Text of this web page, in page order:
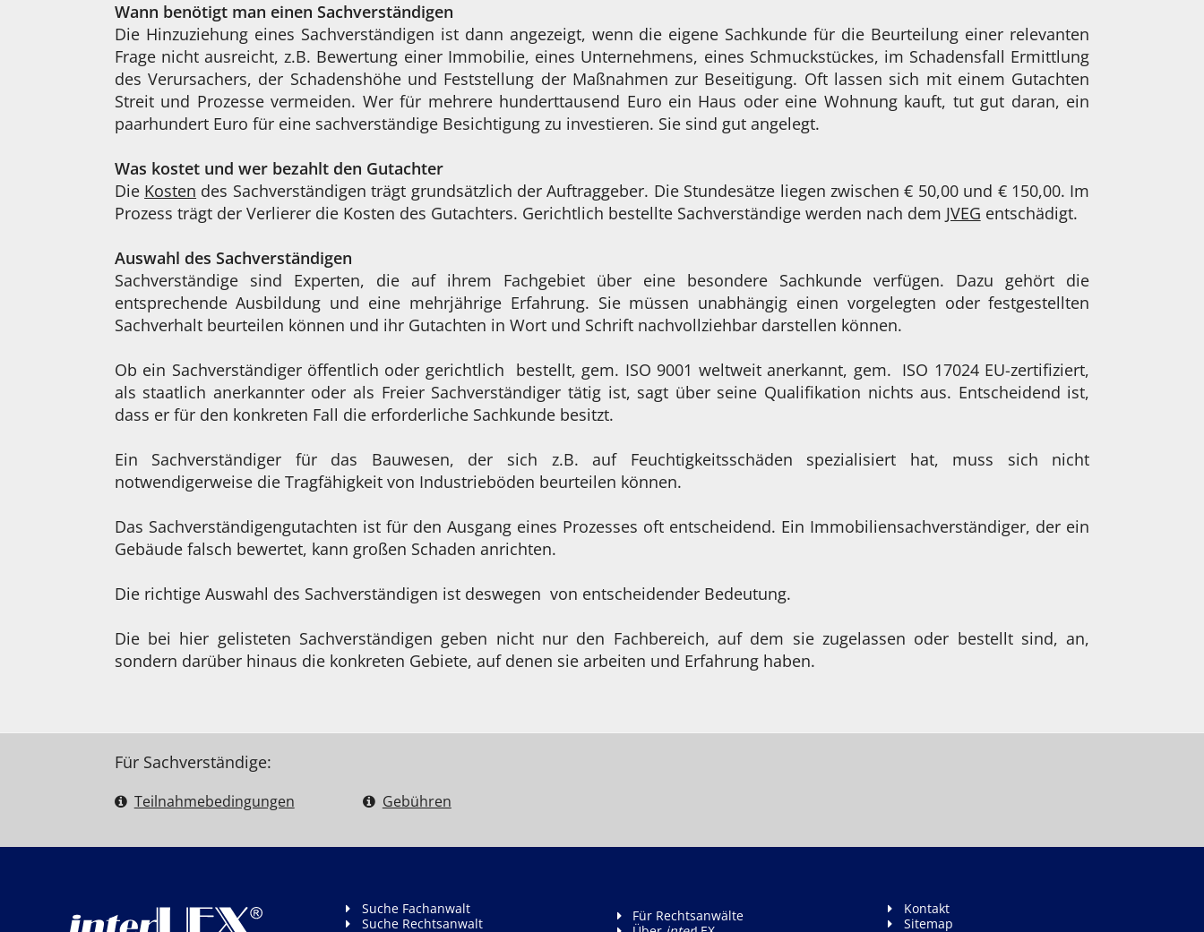
Wann benötigt man einen Sachverständigen
Die Hinzuziehung eines Sachverständigen ist dann angezeigt, wenn die eigene Sachkunde für die Beurteilung einer relevanten
Frage nicht ausreicht, z.B. Bewertung einer Immobilie, eines Unternehmens, eines Schmuckstückes, im Schadensfall Ermittlung
des Verursachers, der Schadenshöhe und Feststellung der Maßnahmen zur Beseitigung. Oft lassen sich mit einem Gutachten
Streit und Prozesse vermeiden. Wer für mehrere hunderttausend Euro ein Haus oder eine Wohnung kauft, tut gut daran, ein
paarhundert Euro für eine sachverständige Besichtigung zu investieren. Sie sind gut angelegt.
Was kostet und wer bezahlt den Gutachter
Die Kosten des Sachverständigen trägt grundsätzlich der Auftraggeber. Die Stundesätze liegen zwischen € 50,00 und € 150,00. Im
Prozess trägt der Verlierer die Kosten des Gutachters. Gerichtlich bestellte Sachverständige werden nach dem JVEG entschädigt.
Auswahl des Sachverständigen
Sachverständige sind Experten, die auf ihrem Fachgebiet über eine besondere Sachkunde verfügen. Dazu gehört die
entsprechende Ausbildung und eine mehrjährige Erfahrung. Sie müssen unabhängig einen vorgelegten oder festgestellten
Sachverhalt beurteilen können und ihr Gutachten in Wort und Schrift nachvollziehbar darstellen können.
Ob ein Sachverständiger öffentlich oder gerichtlich bestellt, gem. ISO 9001 weltweit anerkannt, gem. ISO 17024 EU-zertifiziert,
als staatlich anerkannter oder als Freier Sachverständiger tätig ist, sagt über seine Qualifikation nichts aus. Entscheidend ist,
dass er für den konkreten Fall die erforderliche Sachkunde besitzt.
Ein Sachverständiger für das Bauwesen, der sich z.B. auf Feuchtigkeitsschäden spezialisiert hat, muss sich nicht
notwendigerweise die Tragfähigkeit von Industrieböden beurteilen können.
Das Sachverständigengutachten ist für den Ausgang eines Prozesses oft entscheidend. Ein Immobiliensachverständiger, der ein
Gebäude falsch bewertet, kann großen Schaden anrichten.
Die richtige Auswahl des Sachverständigen ist deswegen von entscheidender Bedeutung.
Die bei hier gelisteten Sachverständigen geben nicht nur den Fachbereich, auf dem sie zugelassen oder bestellt sind, an,
sondern darüber hinaus die konkreten Gebiete, auf denen sie arbeiten und Erfahrung haben.
Für Sachverständige:
Teilnahme­bedingungen Gebühren
Suche Fachanwalt
Suche Rechtsanwalt
Für Rechtsanwälte
Kontakt
Sitemap